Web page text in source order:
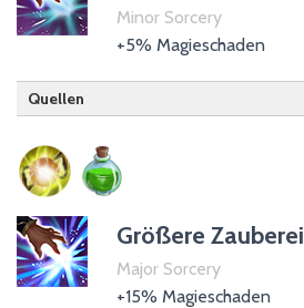
Minor Sorcery
+5% Magieschaden
Quellen
Größere Zauberei
Major Sorcery
+15% Magieschaden